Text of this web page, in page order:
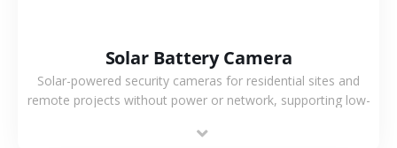
Solar Battery Camera
Solar-powered security cameras for residential sites and
remote projects without power or network, supporting low-
monitoring.